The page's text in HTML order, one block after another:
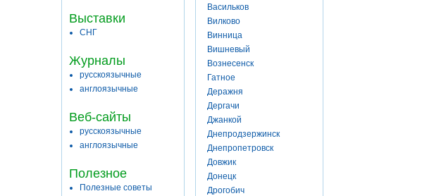
Выставки
СНГ
Журналы
русскоязычные
англоязычные
Веб-сайты
русскоязычные
англоязычные
Полезное
Полезные советы
Васильков
Вилково
Винница
Вишневый
Вознесенск
Гатное
Деражня
Дергачи
Джанкой
Днепродзержинск
Днепропетровск
Довжик
Донецк
Дрогобич